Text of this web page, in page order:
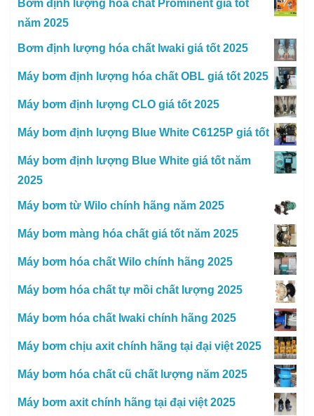
Bơm định lượng hóa chất Prominent giá tốt
năm 2025
Bơm định lượng hóa chất Iwaki giá tốt 2025
Máy bơm định lượng hóa chất OBL giá tốt 2025
Máy bơm định lượng CLO giá tốt 2025
Máy bơm định lượng Blue White C6125P giá tốt
Máy bơm định lượng Blue White giá tốt năm
2025
Máy bơm từ Wilo chính hãng năm 2025
Máy bơm màng hóa chất giá tốt năm 2025
Máy bơm hóa chất Wilo chính hãng 2025
Máy bơm hóa chất tự mồi chất lượng 2025
Máy bơm hóa chất Iwaki chính hãng 2025
Máy bơm chịu axit chính hãng tại đại việt 2025
Máy bơm hóa chất cũ chất lượng năm 2025
Máy bơm axit chính hãng tại đại việt 2025